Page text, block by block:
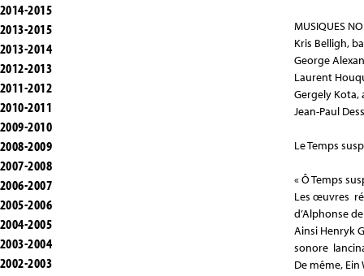
2014-2015
2013-2015
2013-2014
2012-2013
2011-2012
2010-2011
2009-2010
2008-2009
2007-2008
2006-2007
2005-2006
2004-2005
2003-2004
2002-2003
MUSIQUES
Kris Belligh,
George
Laurent
Gergely Kota,
Jean-Paul
Le Temps
« Ô Temps
Les œuvres
d’Alphonse
Ainsi Henryk
sonore
De même,